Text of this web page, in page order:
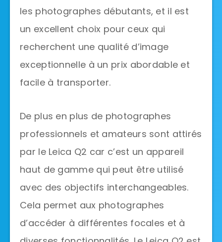
les photographes débutants, et il est
un excellent choix pour ceux qui
recherchent une qualité d’image
exceptionnelle à un prix abordable et
facile à transporter.
De plus en plus de photographes
professionnels et amateurs sont attirés
par le Leica Q2 car c’est un appareil
haut de gamme qui peut être utilisé
avec des objectifs interchangeables.
Cela permet aux photographes
d’accéder à différentes focales et à